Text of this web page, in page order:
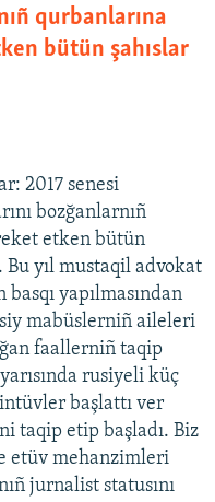
qurbanlarına
bütün şahıslar
2017 senesi
bozğanlarnıñ
etken bütün
Bu yıl mustaqil advokat
yapılmasından
mabüslerniñ aileleri
faallerniñ taqip
rusiyeli küç
başlattı ver
taqip etip başladı. Biz
etüv mehanzimleri
jurnalist statusını